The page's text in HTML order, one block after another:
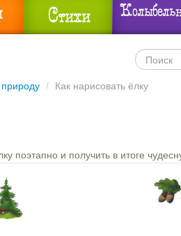
Стихи
/ Как нарисовать ёлку
поэтапно и получить в итоге